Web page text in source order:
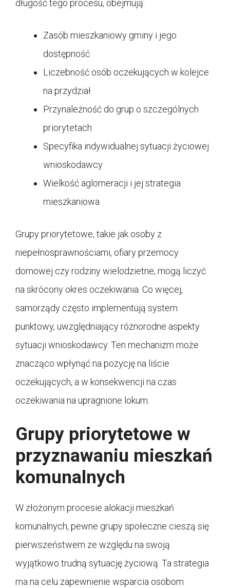
długość tego procesu, obejmują:
Zasób mieszkaniowy gminy i jego
dostępność
Liczebność osób oczekujących w kolejce
na przydział
Przynależność do grup o szczególnych
priorytetach
Specyfika indywidualnej sytuacji życiowej
wnioskodawcy
Wielkość aglomeracji i jej strategia
mieszkaniowa
Grupy priorytetowe, takie jak osoby z
niepełnosprawnościami, ofiary przemocy
domowej czy rodziny wielodzietne, mogą liczyć
na skrócony okres oczekiwania. Co więcej,
samorządy często implementują system
punktowy, uwzględniający różnorodne aspekty
sytuacji wnioskodawcy. Ten mechanizm może
znacząco wpłynąć na pozycję na liście
oczekujących, a w konsekwencji na czas
oczekiwania na upragnione lokum.
Grupy priorytetowe w
przyznawaniu mieszkań
komunalnych
W złożonym procesie alokacji mieszkań
komunalnych, pewne grupy społeczne cieszą się
pierwszeństwem ze względu na swoją
wyjątkowo trudną sytuację życiową. Ta strategia
ma na celu zapewnienie wsparcia osobom